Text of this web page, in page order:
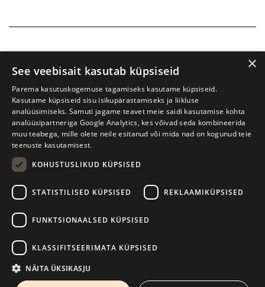
Prima Vista kirjandusfestival
+372 56906836
Kodulehe tegemine - AMA
×
See veebisait kasutab küpsiseid
Parema kasutuskogemuse tagamiseks kasutame küpsiseid.
Kasutame küpsiseid sisu isikupärastamiseks ja liikluse
analüüsimiseks. Samuti jagame teavet meie saidi kasutamise kohta
analüüsipartneriga Google Analytics, kes võivad seda kombineerida
muu teabega, mille olete neile esitanud või mida nad on kogunud teie
teenuste kasutamisest.
KOHUSTUSLIKUD KÜPSISED
STATISTILISED KÜPSISED REKLAAMIKÜPSISED
FUNKTSIONAALSED KÜPSISED
KLASSIFITSEERIMATA KÜPSISED
NÄITA ÜKSIKASJU